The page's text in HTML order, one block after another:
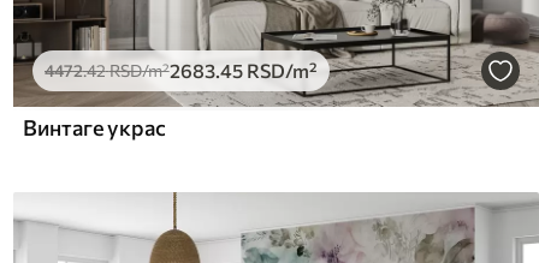
4472.42RSD/m²2683.45 RSD/m²
Винтаге украс